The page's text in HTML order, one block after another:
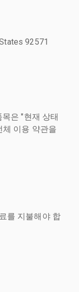
92571
은 "현재 상태
체 이용 약관을
를 지불해야 합